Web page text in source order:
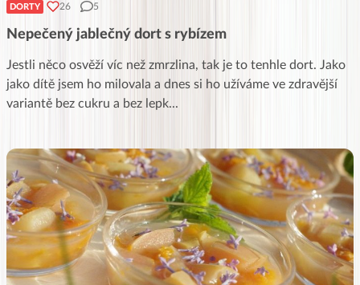
DORTY 26 5
Nepečený jablečný dort s rybízem
Jestli něco osvěží víc než zmrzlina, tak je to tenhle dort. Jako
jako dítě jsem ho milovala a dnes si ho užíváme ve zdravější
variantě bez cukru a bez lepk...